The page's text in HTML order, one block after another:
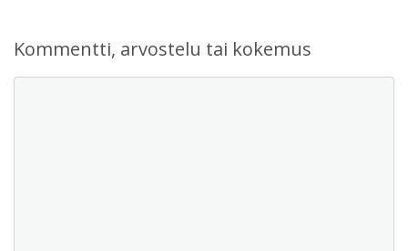
Kommentti, arvostelu tai kokemus